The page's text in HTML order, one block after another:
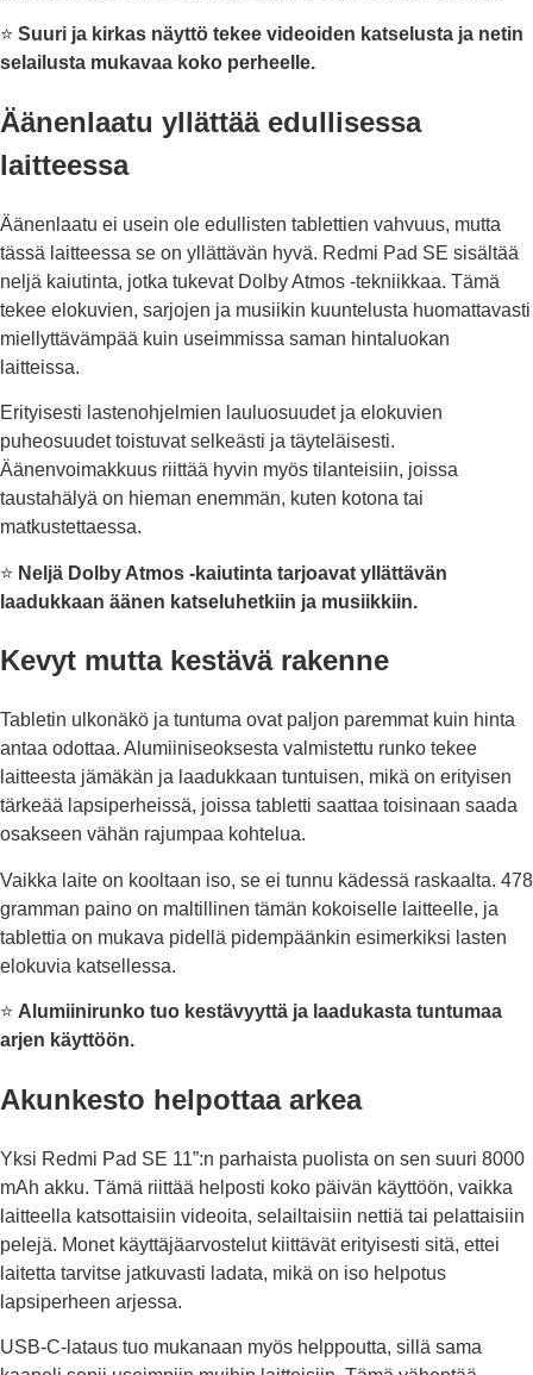
⭐ Suuri ja kirkas näyttö tekee videoiden katselusta ja netin
selailusta mukavaa koko perheelle.
Äänenlaatu yllättää edullisessa
laitteessa
Äänenlaatu ei usein ole edullisten tablettien vahvuus, mutta
tässä laitteessa se on yllättävän hyvä. Redmi Pad SE sisältää
neljä kaiutinta, jotka tukevat Dolby Atmos -tekniikkaa. Tämä
tekee elokuvien, sarjojen ja musiikin kuuntelusta huomattavasti
miellyttävämpää kuin useimmissa saman hintaluokan
laitteissa.
Erityisesti lastenohjelmien lauluosuudet ja elokuvien
puheosuudet toistuvat selkeästi ja täyteläisesti.
Äänenvoimakkuus riittää hyvin myös tilanteisiin, joissa
taustahälyä on hieman enemmän, kuten kotona tai
matkustettaessa.
⭐ Neljä Dolby Atmos -kaiutinta tarjoavat yllättävän
laadukkaan äänen katseluhetkiin ja musiikkiin.
Kevyt mutta kestävä rakenne
Tabletin ulkonäkö ja tuntuma ovat paljon paremmat kuin hinta
antaa odottaa. Alumiiniseoksesta valmistettu runko tekee
laitteesta jämäkän ja laadukkaan tuntuisen, mikä on erityisen
tärkeää lapsiperheissä, joissa tabletti saattaa toisinaan saada
osakseen vähän rajumpaa kohtelua.
Vaikka laite on kooltaan iso, se ei tunnu kädessä raskaalta. 478
gramman paino on maltillinen tämän kokoiselle laitteelle, ja
tablettia on mukava pidellä pidempäänkin esimerkiksi lasten
elokuvia katsellessa.
⭐ Alumiinirunko tuo kestävyyttä ja laadukasta tuntumaa
arjen käyttöön.
Akunkesto helpottaa arkea
Yksi Redmi Pad SE 11”:n parhaista puolista on sen suuri 8000
mAh akku. Tämä riittää helposti koko päivän käyttöön, vaikka
laitteella katsottaisiin videoita, selailtaisiin nettiä tai pelattaisiin
pelejä. Monet käyttäjäarvostelut kiittävät erityisesti sitä, ettei
laitetta tarvitse jatkuvasti ladata, mikä on iso helpotus
lapsiperheen arjessa.
USB-C-lataus tuo mukanaan myös helppoutta, sillä sama